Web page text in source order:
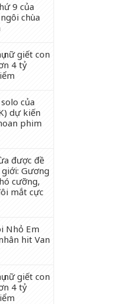
9 của
chùa
nữ giết con
4 tỷ
của
dự kiến
phim
được đề
Gương
cưỡng,
mắt cực
Nhỏ Em
hit Van
nữ giết con
4 tỷ